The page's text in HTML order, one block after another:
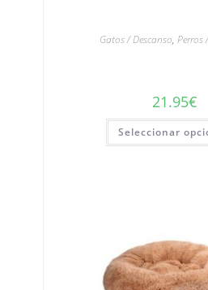
Gatos / Descanso, Perros
21.95€
Seleccionar